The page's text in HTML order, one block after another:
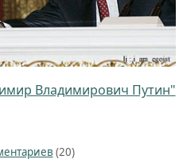
Владимирович Путин"
(20)